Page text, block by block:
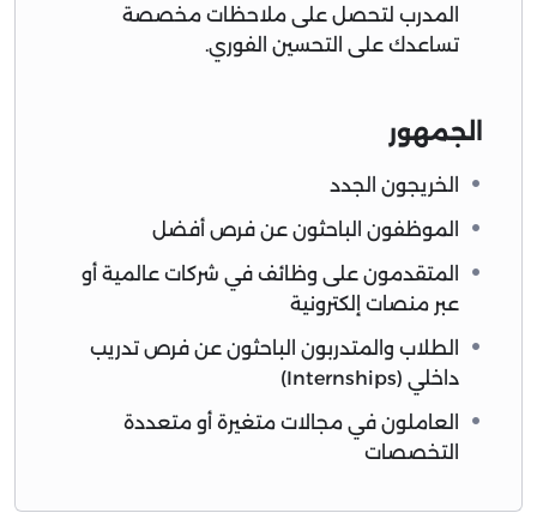
المدرب لتحصل على ملاحظات مخصصة
تساعدك على التحسين الفوري.
الجمهور
الخريجون الجدد
الموظفون الباحثون عن فرص أفضل
المتقدمون على وظائف في شركات عالمية أو
عبر منصات إلكترونية
الطلاب والمتدربون الباحثون عن فرص تدريب
داخلي (Internships)
العاملون في مجالات متغيرة أو متعددة
التخصصات